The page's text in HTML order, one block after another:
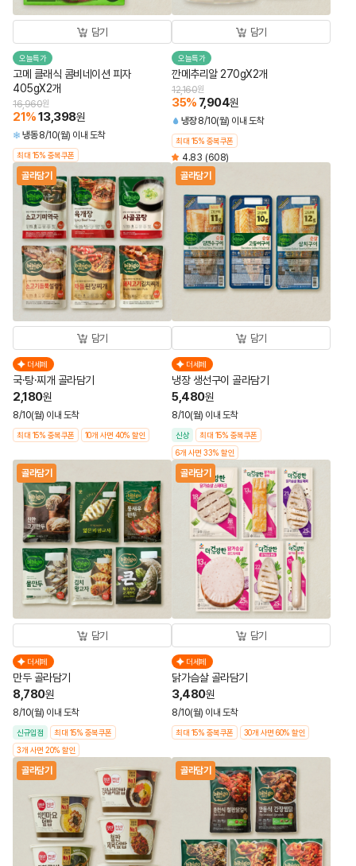
담기
오늘특가
고메 클래식 콤비네이션 피자
405gX2개
16,960원
21%13,398원
냉동 8/10(월) 이내 도착
최대 15% 중복쿠폰
담기
오늘특가
깐메추리알 270gX2개
12,160원
35% 7,904원
냉장 8/10(월) 이내 도착
최대 15% 중복쿠폰
4.83 (608)
골라담기
담기
더세페
국·탕·찌개 골라담기
2,180원
8/10(월) 이내 도착
최대 15% 중복쿠폰 10개 사면 40% 할인
골라담기
담기
더세페
냉장 생선구이 골라담기
5,480원
8/10(월) 이내 도착
신상
최대 15% 중복쿠폰
6개 사면 33% 할인
골라담기
담기
더세페
만두 골라담기
8,780원
8/10(월) 이내 도착
신규입점
최대 15% 중복쿠폰
3개 사면 20% 할인
골라담기
담기
더세페
닭가슴살 골라담기
3,480원
8/10(월) 이내 도착
최대 15% 중복쿠폰 30개 사면 60% 할인
골라담기 골라담기